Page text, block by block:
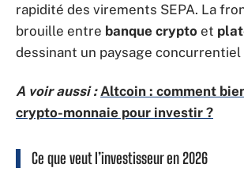
rapidité des virements SEPA. La
brouille entre banque crypto et
dessinant un paysage concurrentiel
A voir aussi : Altcoin : comment
crypto-monnaie pour investir ?
Ce que veut l’investisseur en 2026